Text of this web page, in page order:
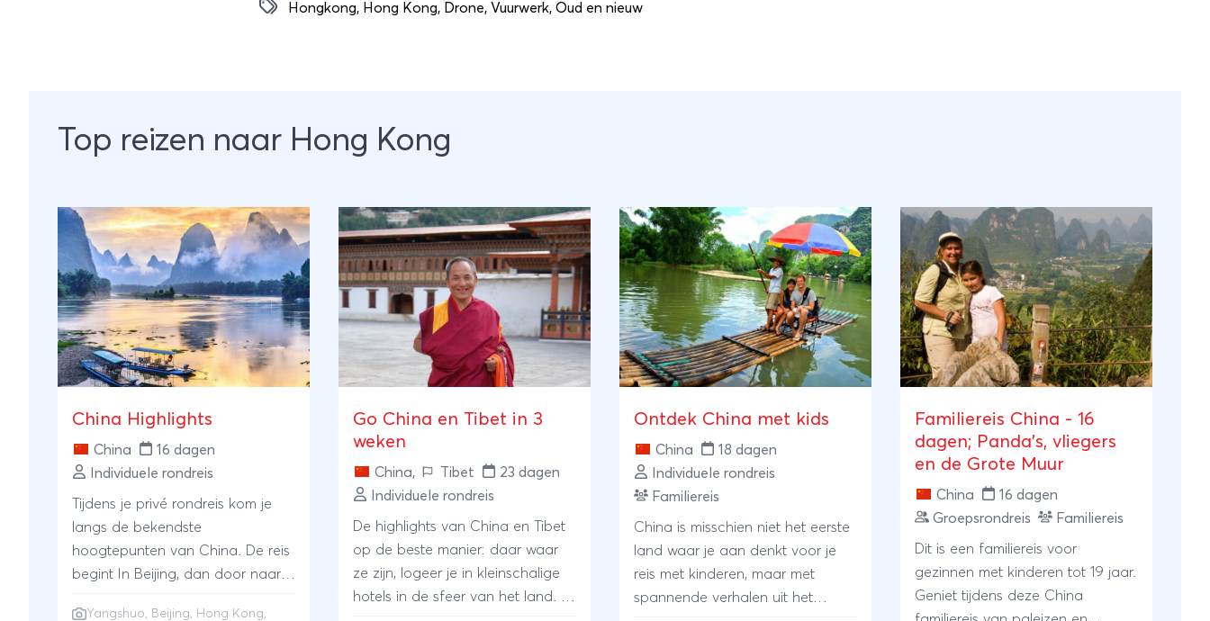
Hongkong, Hong Kong, Drone, Vuurwerk, Oud en nieuw
Top reizen naar Hong Kong
China Highlights
China
16 dagen
Individuele rondreis
Tijdens je privé rondreis kom je
langs de bekendste
hoogtepunten van China. De reis
begint In Beijing, dan door naar
Yangshuo, Beijing, Hong Kong,
Go China en Tibet in 3
weken
China, Tibet
23 dagen
Individuele rondreis
De highlights van China en Tibet
op de beste manier: daar waar
ze zijn, logeer je in kleinschalige
hotels in de sfeer van het land. Je
Ontdek China met kids
China
18 dagen
Individuele rondreis
Familiereis
China is misschien niet het eerste
land waar je aan denkt voor je
reis met kinderen, maar met
spannende verhalen uit het
Familiereis China - 16
dagen; Panda's, vliegers
en de Grote Muur
China
16 dagen
Groepsrondreis
Familiereis
Dit is een familiereis voor
gezinnen met kinderen tot 19 jaar.
Geniet tijdens deze China